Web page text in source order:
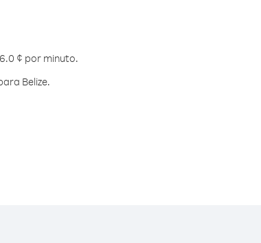
¢ por minuto.
Belize.